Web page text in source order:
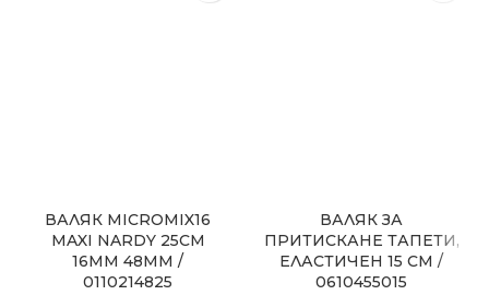
ВАЛЯК MICROMIX16
MAXI NARDY 25СМ
16ММ 48ММ /
0110214825
ВАЛЯК ЗА
ПРИТИСКАНЕ ТАПЕТИ,
ЕЛАСТИЧЕН 15 СМ /
0610455015